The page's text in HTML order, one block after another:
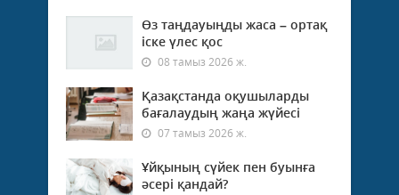
Өз таңдауыңды жаса – ортақ
іске үлес қос
08 тамыз 2026 ж.
Қазақстанда оқушыларды
бағалаудың жаңа жүйесі
07 тамыз 2026 ж.
Ұйқының сүйек пен буынға
әсері қандай?